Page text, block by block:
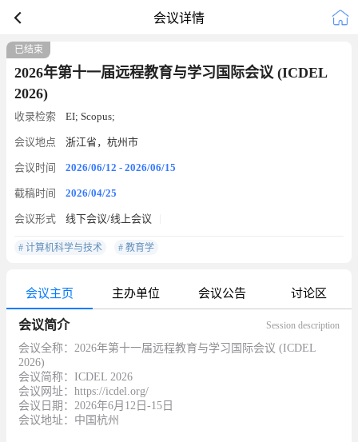
会议详情
已结束
2026年第十一届远程教育与学习国际会议 (ICDEL
2026)
收录检索 EI; Scopus;
会议地点 浙江省，杭州市
会议时间 2026/06/12 - 2026/06/15
截稿时间 2026/04/25
会议形式 线下会议/线上会议
# 计算机科学与技术 # 教育学
会议主页 主办单位 会议公告 讨论区
会议简介 Session description
会议全称：2026年第十一届远程教育与学习国际会议 (ICDEL
2026)
会议简称：ICDEL 2026
会议网址：https://icdel.org/
会议日期：2026年6月12日-15日
会议地址：中国杭州